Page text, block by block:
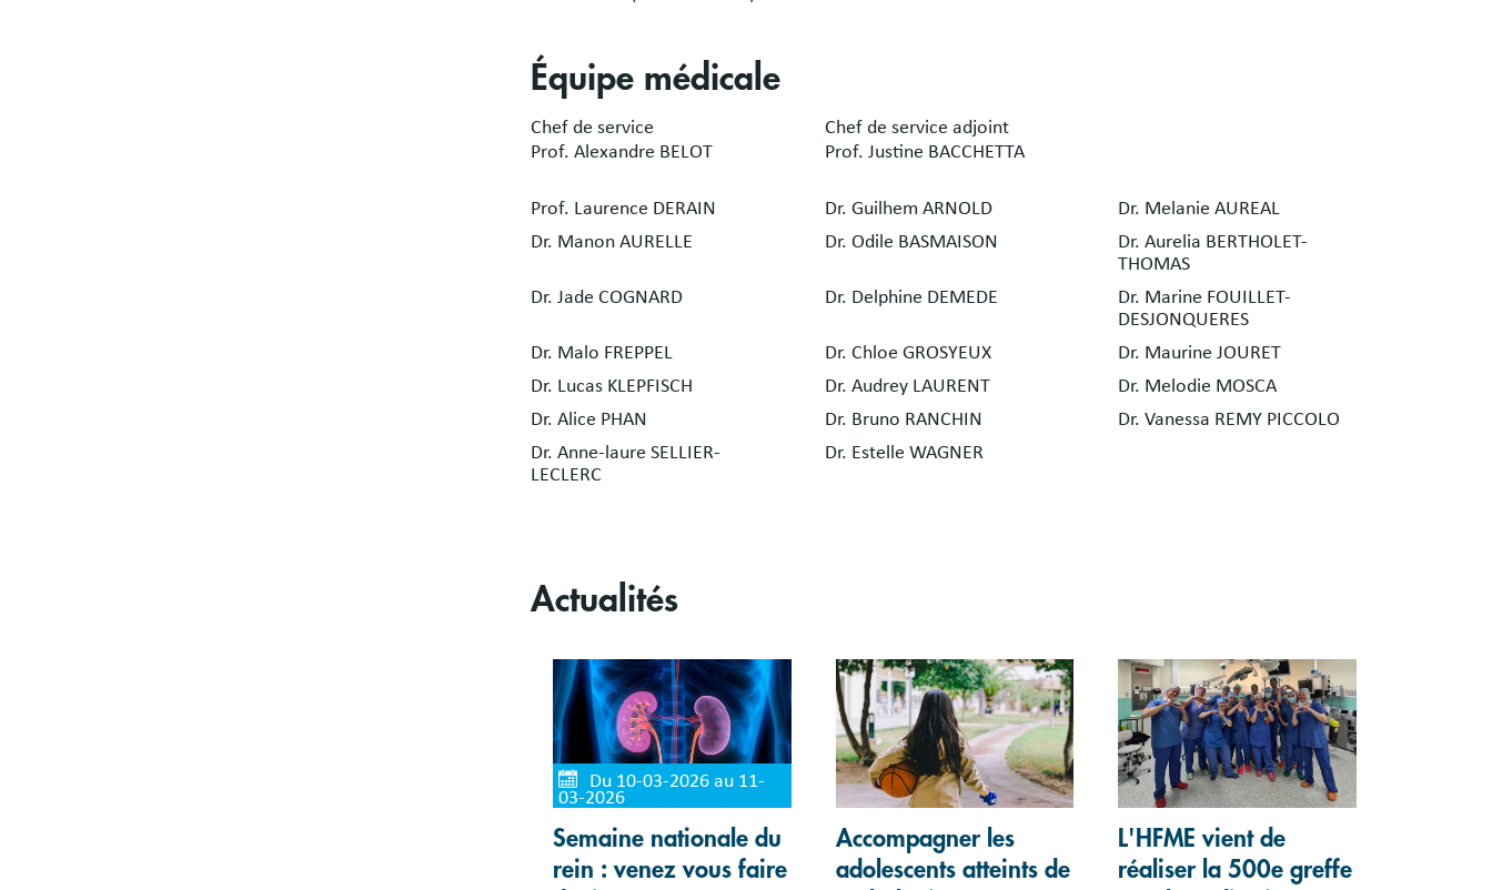
Équipe médicale
Chef de service
Prof. Alexandre BELOT
Chef de service adjoint
Prof. Justine BACCHETTA
Prof. Laurence DERAIN Dr. Guilhem ARNOLD
Dr. Melanie AUREAL
Dr. Manon AURELLE
Dr. Odile BASMAISON
Dr. Aurelia BERTHOLET-
THOMAS
Dr. Jade COGNARD
Dr. Delphine DEMEDE
Dr. Marine FOUILLET-
DESJONQUERES
Dr. Malo FREPPEL
Dr. Chloe GROSYEUX
Dr. Maurine JOURET
Dr. Lucas KLEPFISCH
Dr. Audrey LAURENT
Dr. Melodie MOSCA
Dr. Alice PHAN
Dr. Bruno RANCHIN
Dr. Vanessa REMY PICCOLO
Dr. Anne-laure SELLIER-
LECLERC
Dr. Estelle WAGNER
Actualités
Du 10-03-2026 au 11-
03-2026
Semaine nationale du
rein : venez vous faire
Accompagner les
adolescents atteints de
L'HFME vient de
réaliser la 500e greffe